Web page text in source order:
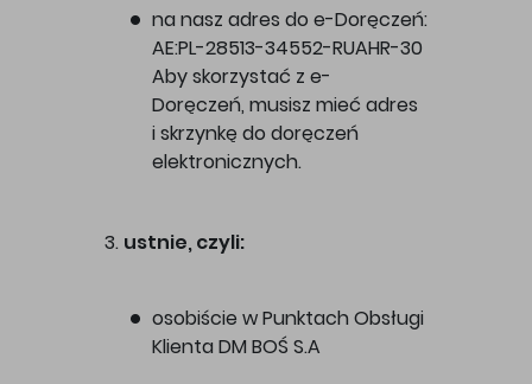
na nasz adres do e-Doręczeń:
AE:PL-28513-34552-RUAHR-30
Aby skorzystać z e-
Doręczeń, musisz mieć adres
i skrzynkę do doręczeń
elektronicznych.
ustnie, czyli:
osobiście w Punktach Obsługi
Klienta DM BOŚ S.A